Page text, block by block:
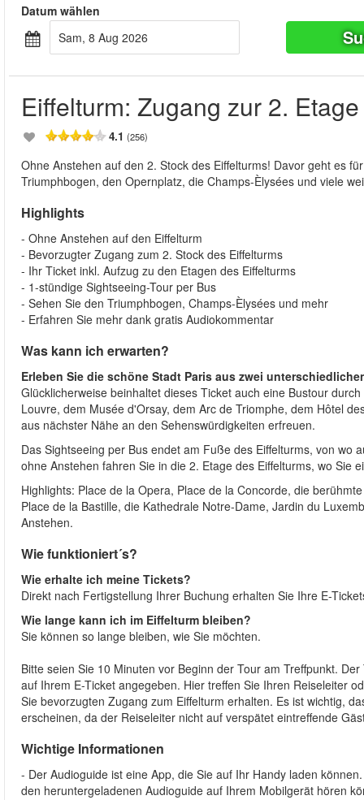
Datum wählen
Sam, 8 Aug 2026
Eiffelturm: Zugang zur 2.
4.1 (256)
Ohne Anstehen auf den 2. Stock des Eiffelturms! Davor geht es
Triumphbogen, den Opernplatz, die Champs-Èlysées und viele
Highlights
- Ohne Anstehen auf den Eiffelturm
- Bevorzugter Zugang zum 2. Stock des Eiffelturms
- Ihr Ticket inkl. Aufzug zu den Etagen des Eiffelturms
- 1-stündige Sightseeing-Tour per Bus
- Sehen Sie den Triumphbogen, Champs-Èlysées und mehr
- Erfahren Sie mehr dank gratis Audiokommentar
Was kann ich erwarten?
Erleben Sie die schöne Stadt Paris aus zwei
Glücklicherweise beinhaltet dieses Ticket auch eine Bustour
Louvre, dem Musée d'Orsay, dem Arc de Triomphe, dem Hôtel
aus nächster Nähe an den Sehenswürdigkeiten erfreuen.
Das Sightseeing per Bus endet am Fuße des Eiffelturms, von wo
ohne Anstehen fahren Sie in die 2. Etage des Eiffelturms, wo Sie
Highlights: Place de la Opera, Place de la Concorde, die
Place de la Bastille, die Kathedrale Notre-Dame, Jardin du
Anstehen.
Wie funktioniert´s?
Wie erhalte ich meine Tickets?
Direkt nach Fertigstellung Ihrer Buchung erhalten Sie Ihre E-
Wie lange kann ich im Eiffelturm bleiben?
Sie können so lange bleiben, wie Sie möchten.
Bitte seien Sie 10 Minuten vor Beginn der Tour am Treffpunkt.
auf Ihrem E-Ticket angegeben. Hier treffen Sie Ihren Reiseleiter
Sie bevorzugten Zugang zum Eiffelturm erhalten. Es ist wichtig,
erscheinen, da der Reiseleiter nicht auf verspätet eintreffende
Wichtige Informationen
- Der Audioguide ist eine App, die Sie auf Ihr Handy laden
den heruntergeladenen Audioguide auf Ihrem Mobilgerät hören